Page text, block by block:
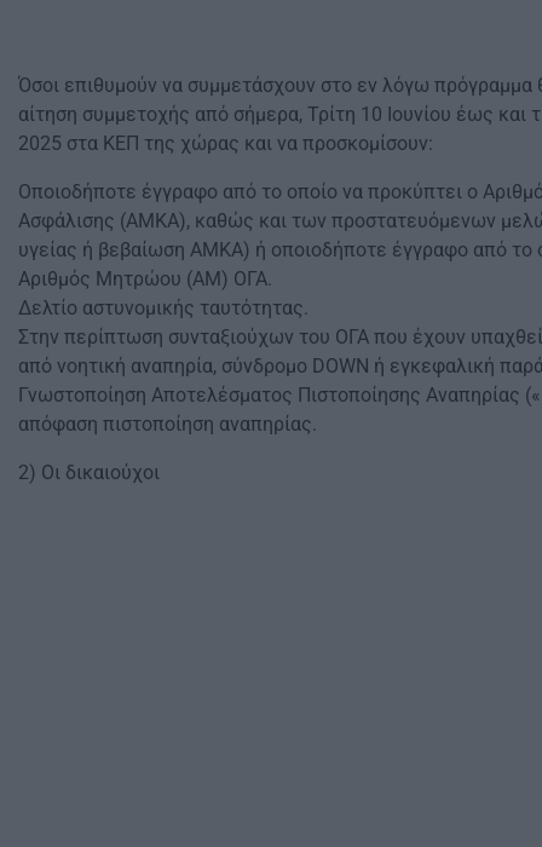
Όσοι επιθυμούν να συμμετάσχουν στο εν λόγω πρόγραμμα
αίτηση συμμετοχής από σήμερα, Τρίτη 10 Ιουνίου έως και
2025 στα ΚΕΠ της χώρας και να προσκομίσουν:
Οποιοδήποτε έγγραφο από το οποίο να προκύπτει ο
Ασφάλισης (ΑΜΚΑ), καθώς και των προστατευόμενων
υγείας ή βεβαίωση ΑΜΚΑ) ή οποιοδήποτε έγγραφο από το
Αριθμός Μητρώου (ΑΜ) ΟΓΑ.
Δελτίο αστυνομικής ταυτότητας.
Στην περίπτωση συνταξιούχων του ΟΓΑ που έχουν
από νοητική αναπηρία, σύνδρομο DOWN ή εγκεφαλική
Γνωστοποίηση Αποτελέσματος Πιστοποίησης Αναπηρίας
απόφαση πιστοποίηση αναπηρίας.
2) Οι δικαιούχοι